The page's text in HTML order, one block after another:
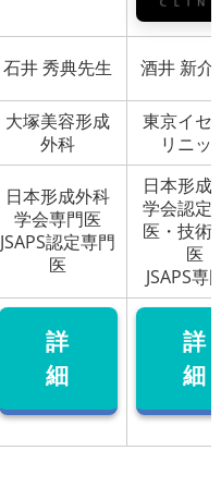
石井 秀典先生 酒井 新介
大塚美容形成
外科
東京イセ
リニッ
日本形成外科
学会専門医
JSAPS認定専門
医
日本形成
学会認定
医・技術
医
JSAPS専
詳
細
詳
細